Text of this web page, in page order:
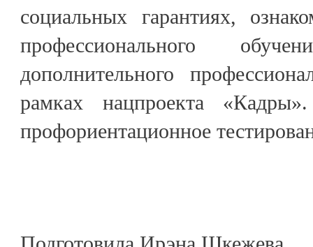
социальных гарантиях,
профессионального
дополнительного
рамках нацпроекта
профориентационное